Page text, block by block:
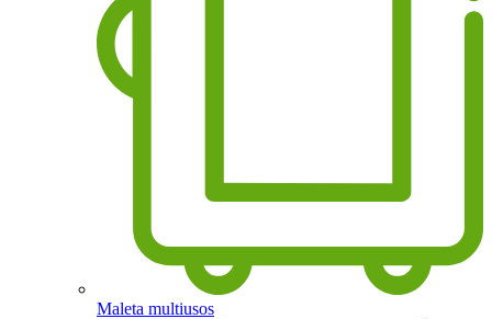
Maleta multiusos